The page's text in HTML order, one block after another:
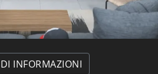
INFORMAZIONI